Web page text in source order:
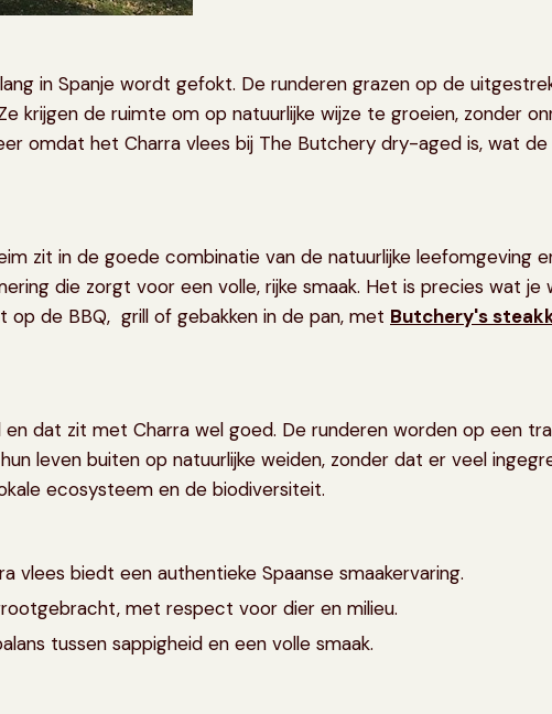
in Spanje wordt gefokt. De runderen grazen op de
krijgen de ruimte om op natuurlijke wijze te groeien, zonder
omdat het Charra vlees bij The Butchery dry-aged is, wat
zit in de goede combinatie van de natuurlijke leefomgeving
die zorgt voor een volle, rijke smaak. Het is precies wat
de BBQ, grill of gebakken in de pan, met Butchery's
dat zit met Charra wel goed. De runderen worden op een
leven buiten op natuurlijke weiden, zonder dat er veel
ecosysteem en de biodiversiteit.
vlees biedt een authentieke Spaanse smaakervaring.
met respect voor dier en milieu.
tussen sappigheid en een volle smaak.